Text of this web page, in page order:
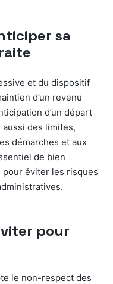
sa
et du dispositif
d’un revenu
d’un départ
des limites,
démarches et aux
de bien
pour éviter les risques
pour
le non-respect des